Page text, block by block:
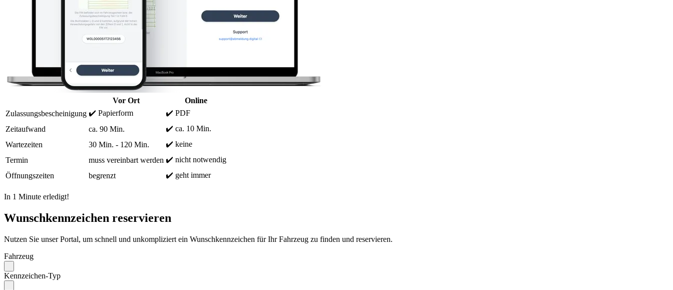
Vor Ort
Online
Zulassungsbescheinigung ✔️ Papierform
✔️ PDF
Zeitaufwand
ca. 90 Min.
✔️ ca. 10 Min.
Wartezeiten
30 Min. - 120 Min.
✔️ keine
Termin
muss vereinbart werden ✔️ nicht notwendig
Öffnungszeiten
begrenzt ✔️ geht immer
In 1 Minute erledigt!
Wunschkennzeichen reservieren
Nutzen Sie unser Portal, um schnell und unkompliziert ein Wunschkennzeichen für Ihr Fahrzeug zu finden und reservieren.
Fahrzeug
Kennzeichen-Typ